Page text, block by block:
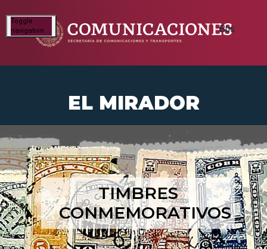
Toggle
navigation
EL MIRADOR
TIMBRES
CONMEMORATIVOS